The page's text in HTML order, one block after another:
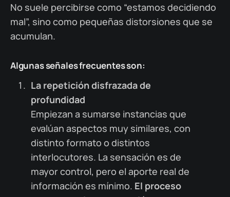
No suele percibirse como “estamos decidiendo
mal”, sino como pequeñas distorsiones que se
acumulan.
Algunas señales frecuentes son:
La repetición disfrazada de
profundidad
Empiezan a sumarse instancias que
evalúan aspectos muy similares, con
distinto formato o distintos
interlocutores. La sensación es de
mayor control, pero el aporte real de
información es mínimo. El proceso